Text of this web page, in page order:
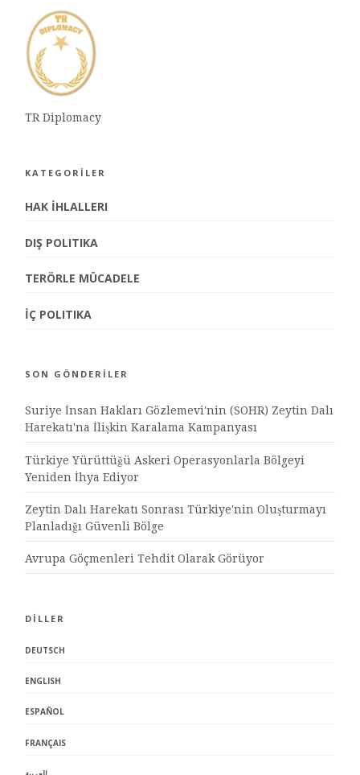
TR Diplomacy
KATEGORİLER
HAK İHLALLERI
DIŞ POLITIKA
TERÖRLE MÜCADELE
İÇ POLITIKA
SON GÖNDERİLER
Suriye İnsan Hakları Gözlemevi'nin (SOHR) Zeytin Dalı
Harekatı'na İlişkin Karalama Kampanyası
Türkiye Yürüttüğü Askeri Operasyonlarla Bölgeyi
Yeniden İhya Ediyor
Zeytin Dalı Harekatı Sonrası Türkiye'nin Oluşturmayı
Planladığı Güvenli Bölge
Avrupa Göçmenleri Tehdit Olarak Görüyor
DİLLER
DEUTSCH
ENGLISH
ESPAÑOL
FRANÇAIS